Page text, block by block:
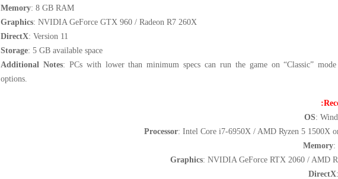
Memory: 8 GB RAM
Graphics: NVIDIA GeForce GTX 960 / Radeon R7 260X
DirectX: Version 11
Storage: 5 GB available space
Additional Notes: PCs with lower than minimum specs can run the game on “Classic”
options.
OS:
Processor: Intel Core i7-6950X / AMD Ryzen 5 1500X
Memory:
Graphics: NVIDIA GeForce RTX 2060 / AMD
DirectX